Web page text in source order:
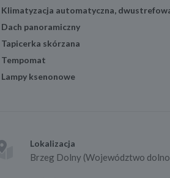
Klimatyzacja automatyczna,
Dach panoramiczny
Tapicerka skórzana
Tempomat
Lampy ksenonowe
Lokalizacja
Brzeg Dolny (Województwo